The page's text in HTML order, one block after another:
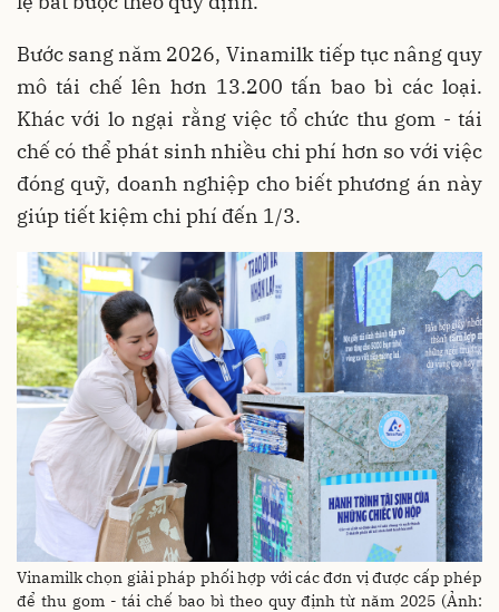
Bước sang năm 2026, Vinamilk tiếp tục nâng quy
mô tái chế lên hơn 13.200 tấn bao bì các loại.
Khác với lo ngại rằng việc tổ chức thu gom - tái
chế có thể phát sinh nhiều chi phí hơn so với việc
đóng quỹ, doanh nghiệp cho biết phương án này
giúp tiết kiệm chi phí đến 1/3.
Vinamilk chọn giải pháp phối hợp với các đơn vị được cấp phép
để thu gom - tái chế bao bì theo quy định từ năm 2025 (Ảnh: